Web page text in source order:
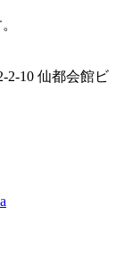
2-10 仙都会館ビ